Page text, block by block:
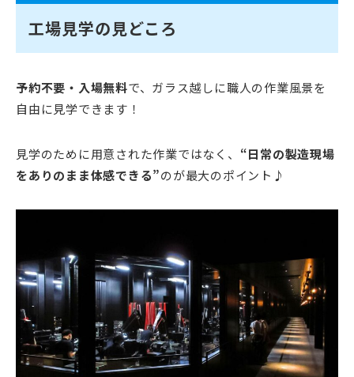
工場見学の見どころ
予約不要・入場無料で、ガラス越しに職人の作業風景を
自由に見学できます！
見学のために用意された作業ではなく、 “日常の製造現場
をありのまま体感できる”のが最大のポイント♪